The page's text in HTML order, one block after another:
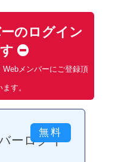
のログイン
メンバーにご登録頂
す。
ーログイ